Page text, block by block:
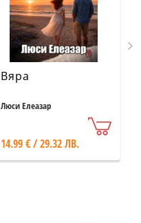
Вяра
Люси Елеазар
14.99 € / 29.32 ЛВ.